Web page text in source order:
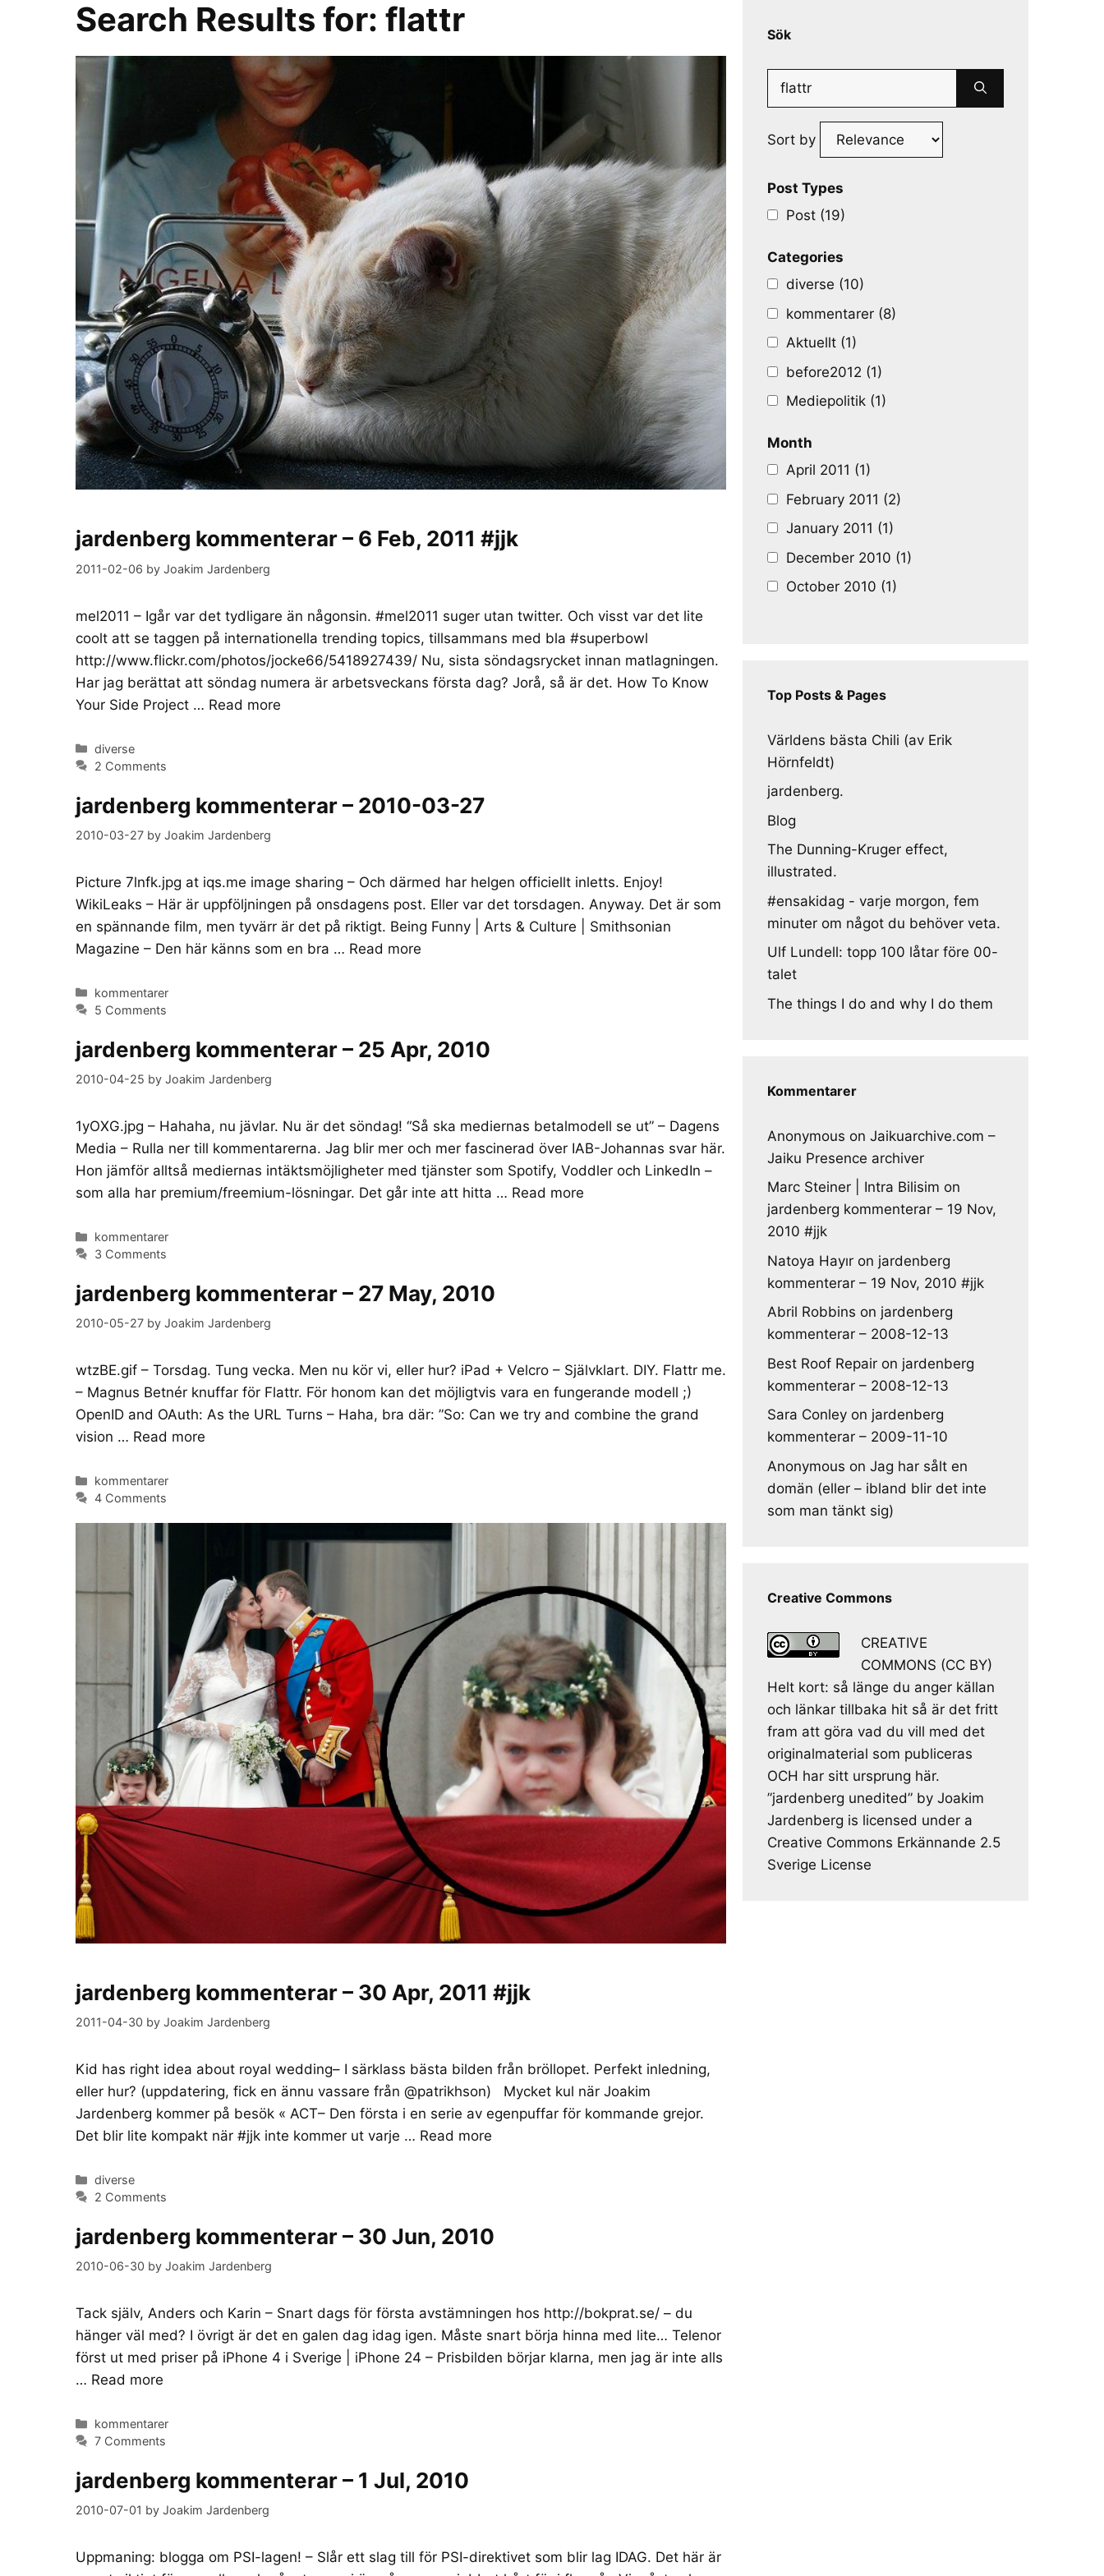
Search Results for: flattr
jardenberg kommenterar – 6 Feb, 2011 #jjk
2011-02-06 by Joakim Jardenberg
mel2011 – Igår var det tydligare än någonsin. #mel2011 suger utan twitter. Och visst var det lite
coolt att se taggen på internationella trending topics, tillsammans med bla #superbowl
http://www.flickr.com/photos/jocke66/5418927439/ Nu, sista söndagsrycket innan matlagningen.
Har jag berättat att söndag numera är arbetsveckans första dag? Jorå, så är det. How To Know
Your Side Project … Read more
Categories
diverse
2 Comments
jardenberg kommenterar – 2010-03-27
2010-03-27 by Joakim Jardenberg
Picture 7lnfk.jpg at iqs.me image sharing – Och därmed har helgen officiellt inletts. Enjoy!
WikiLeaks – Här är uppföljningen på onsdagens post. Eller var det torsdagen. Anyway. Det är som
en spännande film, men tyvärr är det på riktigt. Being Funny | Arts & Culture | Smithsonian
Magazine – Den här känns som en bra … Read more
Categories
kommentarer
5 Comments
jardenberg kommenterar – 25 Apr, 2010
2010-04-25 by Joakim Jardenberg
1yOXG.jpg – Hahaha, nu jävlar. Nu är det söndag! “Så ska mediernas betalmodell se ut” – Dagens
Media – Rulla ner till kommentarerna. Jag blir mer och mer fascinerad över IAB-Johannas svar här.
Hon jämför alltså mediernas intäktsmöjligheter med tjänster som Spotify, Voddler och LinkedIn –
som alla har premium/freemium-lösningar. Det går inte att hitta … Read more
Categories
kommentarer
3 Comments
jardenberg kommenterar – 27 May, 2010
2010-05-27 by Joakim Jardenberg
wtzBE.gif – Torsdag. Tung vecka. Men nu kör vi, eller hur? iPad + Velcro – Självklart. DIY. Flattr me.
– Magnus Betnér knuffar för Flattr. För honom kan det möjligtvis vara en fungerande modell ;)
OpenID and OAuth: As the URL Turns – Haha, bra där: ”So: Can we try and combine the grand
vision … Read more
Categories
kommentarer
4 Comments
jardenberg kommenterar – 30 Apr, 2011 #jjk
2011-04-30 by Joakim Jardenberg
Kid has right idea about royal wedding– I särklass bästa bilden från bröllopet. Perfekt inledning,
eller hur? (uppdatering, fick en ännu vassare från @patrikhson) Mycket kul när Joakim
Jardenberg kommer på besök « ACT– Den första i en serie av egenpuffar för kommande grejor.
Det blir lite kompakt när #jjk inte kommer ut varje … Read more
Categories
diverse
2 Comments
jardenberg kommenterar – 30 Jun, 2010
2010-06-30 by Joakim Jardenberg
Tack själv, Anders och Karin – Snart dags för första avstämningen hos http://bokprat.se/ – du
hänger väl med? I övrigt är det en galen dag idag igen. Måste snart börja hinna med lite… Telenor
först ut med priser på iPhone 4 i Sverige | iPhone 24 – Prisbilden börjar klarna, men jag är inte alls
… Read more
Categories
kommentarer
7 Comments
jardenberg kommenterar – 1 Jul, 2010
2010-07-01 by Joakim Jardenberg
Uppmaning: blogga om PSI-lagen! – Slår ett slag till för PSI-direktivet som blir lag IDAG. Det här är
Sök
Search
Sort by
Post Types
Post (19)
Categories
diverse (10)
kommentarer (8)
Aktuellt (1)
before2012 (1)
Mediepolitik (1)
Month
April 2011 (1)
February 2011 (2)
January 2011 (1)
December 2010 (1)
October 2010 (1)
Top Posts & Pages
Världens bästa Chili (av Erik
Hörnfeldt)
jardenberg.
Blog
The Dunning-Kruger effect,
illustrated.
#ensakidag - varje morgon, fem
minuter om något du behöver veta.
Ulf Lundell: topp 100 låtar före 00-
talet
The things I do and why I do them
Kommentarer
Anonymous on Jaikuarchive.com –
Jaiku Presence archiver
Marc Steiner | Intra Bilisim on
jardenberg kommenterar – 19 Nov,
2010 #jjk
Natoya Hayır on jardenberg
kommenterar – 19 Nov, 2010 #jjk
Abril Robbins on jardenberg
kommenterar – 2008-12-13
Best Roof Repair on jardenberg
kommenterar – 2008-12-13
Sara Conley on jardenberg
kommenterar – 2009-11-10
Anonymous on Jag har sålt en
domän (eller – ibland blir det inte
som man tänkt sig)
Creative Commons
CREATIVE
COMMONS (CC BY)
Helt kort: så länge du anger källan
och länkar tillbaka hit så är det fritt
fram att göra vad du vill med det
originalmaterial som publiceras
OCH har sitt ursprung här.
”jardenberg unedited” by Joakim
Jardenberg is licensed under a
Creative Commons Erkännande 2.5
Sverige License